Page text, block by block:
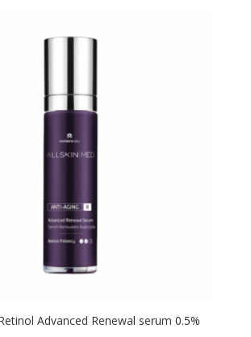
Advanced Renewal serum 0.5%